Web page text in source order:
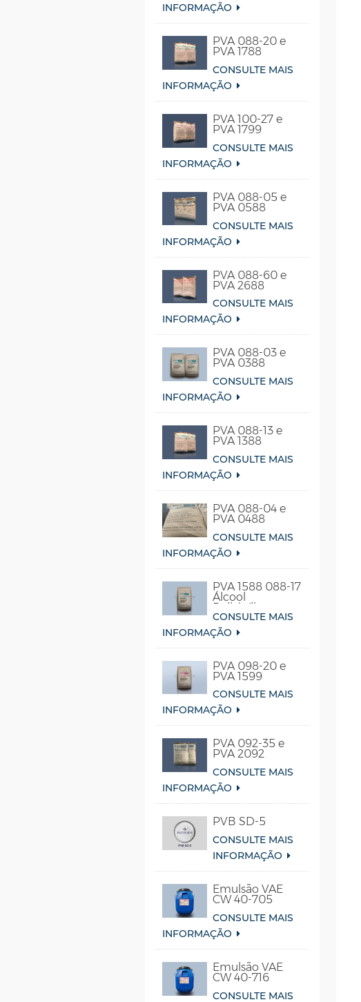
INFORMAÇÃO
PVA 088-20 e
PVA 1788
CONSULTE MAIS
INFORMAÇÃO
PVA 100-27 e
PVA 1799
CONSULTE MAIS
INFORMAÇÃO
PVA 088-05 e
PVA 0588
CONSULTE MAIS
INFORMAÇÃO
PVA 088-60 e
PVA 2688
CONSULTE MAIS
INFORMAÇÃO
PVA 088-03 e
PVA 0388
CONSULTE MAIS
INFORMAÇÃO
PVA 088-13 e
PVA 1388
CONSULTE MAIS
INFORMAÇÃO
PVA 088-04 e
PVA 0488
CONSULTE MAIS
INFORMAÇÃO
PVA 1588 088-17
Álcool
Polivinílico
Solúvel em Água
Fria
CONSULTE MAIS
INFORMAÇÃO
PVA 098-20 e
PVA 1599
CONSULTE MAIS
INFORMAÇÃO
PVA 092-35 e
PVA 2092
CONSULTE MAIS
INFORMAÇÃO
PVB SD-5
CONSULTE MAIS
INFORMAÇÃO
Emulsão VAE
CW 40-705
CONSULTE MAIS
INFORMAÇÃO
Emulsão VAE
CW 40-716
CONSULTE MAIS